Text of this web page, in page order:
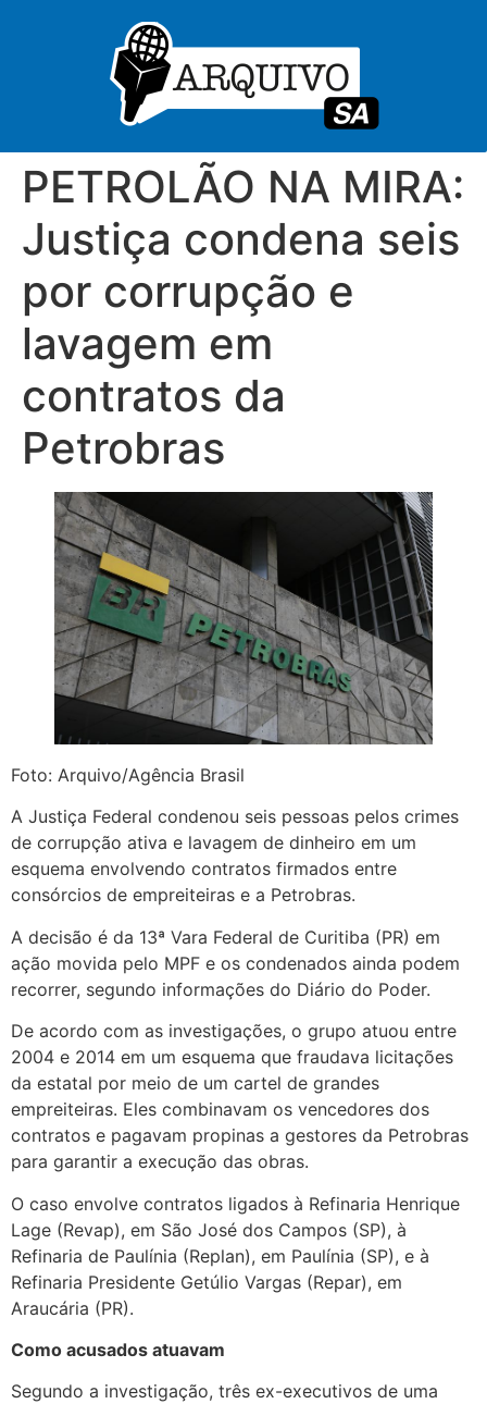
PETROLÃO NA MIRA:
Justiça condena seis
por corrupção e
lavagem em
contratos da
Petrobras
Foto: Arquivo/Agência Brasil
A Justiça Federal condenou seis pessoas pelos crimes
de corrupção ativa e lavagem de dinheiro em um
esquema envolvendo contratos firmados entre
consórcios de empreiteiras e a Petrobras.
A decisão é da 13ª Vara Federal de Curitiba (PR) em
ação movida pelo MPF e os condenados ainda podem
recorrer, segundo informações do Diário do Poder.
De acordo com as investigações, o grupo atuou entre
2004 e 2014 em um esquema que fraudava licitações
da estatal por meio de um cartel de grandes
empreiteiras. Eles combinavam os vencedores dos
contratos e pagavam propinas a gestores da Petrobras
para garantir a execução das obras.
O caso envolve contratos ligados à Refinaria Henrique
Lage (Revap), em São José dos Campos (SP), à
Refinaria de Paulínia (Replan), em Paulínia (SP), e à
Refinaria Presidente Getúlio Vargas (Repar), em
Araucária (PR).
Como acusados atuavam
Segundo a investigação, três ex-executivos de uma